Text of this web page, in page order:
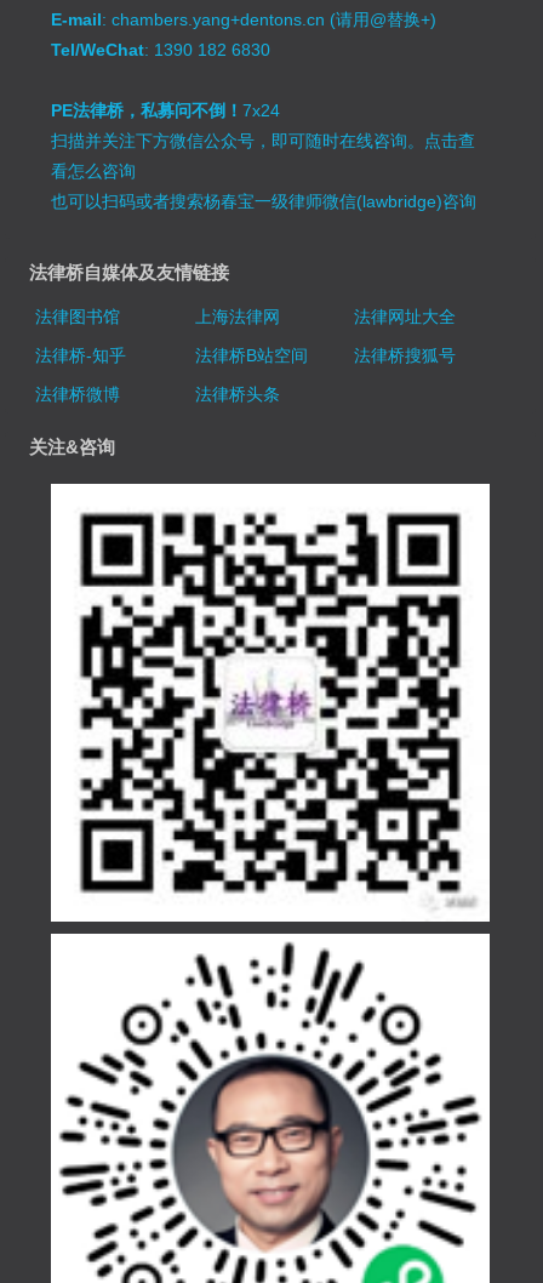
E-mail: chambers.yang+dentons.cn (请用@替换+)
Tel/WeChat: 1390 182 6830
PE法律桥，私募问不倒！7x24
扫描并关注下方微信公众号，即可随时在线咨询。 点击查
看怎么咨询
也可以扫码或者搜索杨春宝一级律师微信(lawbridge)咨询
法律桥自媒体及友情链接
法律图书馆 上海法律网
法律网址大全
法律桥-知乎
法律桥B站空间
法律桥搜狐号
法律桥微博
法律桥头条
关注&咨询